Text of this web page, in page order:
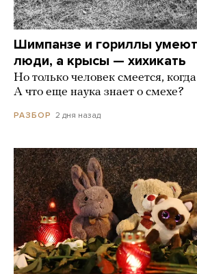
Шимпанзе и гориллы
люди, а крысы — хихикать
Но только человек смеется,
А что еще наука знает о смехе?
РАЗБОР 2 дня назад